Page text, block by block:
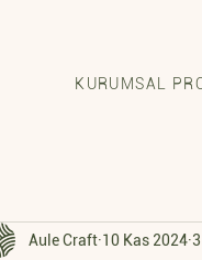
KURUMSAL
Aule Craft 10 Kas 2024